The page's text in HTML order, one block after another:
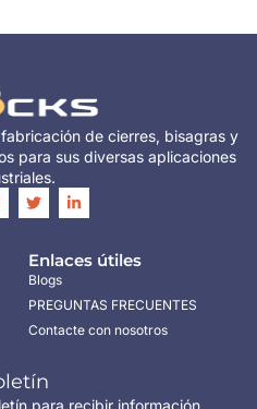
de cierres, bisagras y
para sus diversas aplicaciones
Enlaces útiles
Blogs
PREGUNTAS FRECUENTES
Contacte con nosotros
para recibir información